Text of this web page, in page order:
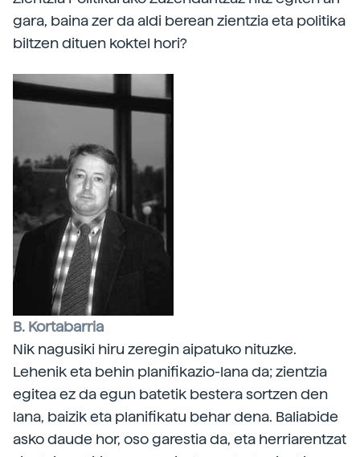
gara, baina zer da aldi berean zientzia eta politika
biltzen dituen koktel hori?
B. Kortabarria
Nik nagusiki hiru zeregin aipatuko nituzke.
Lehenik eta behin planifikazio-lana da; zientzia
egitea ez da egun batetik bestera sortzen den
lana, baizik eta planifikatu behar dena. Baliabide
asko daude hor, oso garestia da, eta herriarentzat